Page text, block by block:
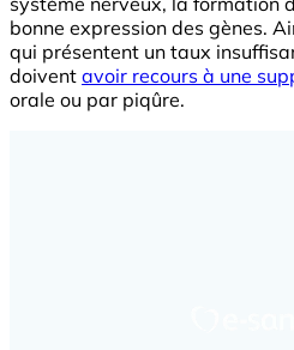
bonne expression des gènes.
qui présentent un taux
doivent avoir recours à une
orale ou par piqûre.